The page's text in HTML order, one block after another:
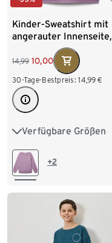
Kinder-Sweatshirt mit
angerauter Innenseite,
14,99 10,00
30-Tage-Bestpreis: 14,99 €
Verfügbare Größen
122/128 134/140
146/152+2